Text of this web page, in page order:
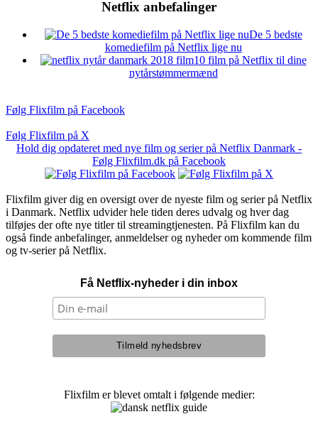
Netflix anbefalinger
De 5 bedste
komediefilm på Netflix lige nu
10 film på Netflix til dine
nytårstømmermænd
Følg Flixfilm på Facebook
Følg Flixfilm på X
Hold dig opdateret med nye film og serier på Netflix Danmark -
Følg Flixfilm.dk på Facebook
Flixfilm giver dig en oversigt over de nyeste film og serier på Netflix
i Danmark. Netflix udvider hele tiden deres udvalg og hver dag
tilføjes der ofte nye titler til streamingtjenesten. På Flixfilm kan du
også finde anbefalinger, anmeldelser og nyheder om kommende film
og tv-serier på Netflix.
Få Netflix-nyheder i din inbox
Flixfilm er blevet omtalt i følgende medier: